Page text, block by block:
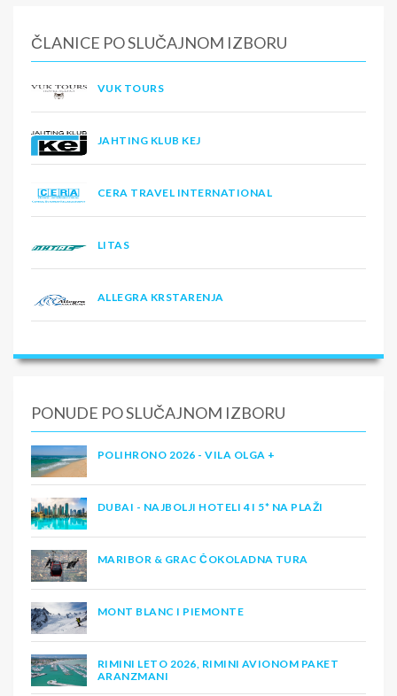
ČLANICE PO SLUČAJNOM IZBORU
VUK TOURS
JAHTING KLUB KEJ
CERA TRAVEL INTERNATIONAL
LITAS
ALLEGRA KRSTARENJA
PONUDE PO SLUČAJNOM IZBORU
POLIHRONO 2026 - VILA OLGA +
DUBAI - NAJBOLJI HOTELI 4 I 5* NA PLAŽI
MARIBOR & GRAC ČOKOLADNA TURA
MONT BLANC I PIEMONTE
RIMINI LETO 2026, RIMINI AVIONOM PAKET
ARANZMANI